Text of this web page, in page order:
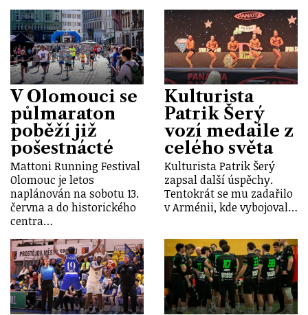
V Olomouci se
půlmaraton
poběží již
pošestnácté
Mattoni Running Festival
Olomouc je letos
naplánován na sobotu 13.
června a do historického
centra…
Kulturista
Patrik Šerý
vozí medaile z
celého světa
Kulturista Patrik Šerý
zapsal další úspěchy.
Tentokrát se mu zadařilo
v Arménii, kde vybojoval…